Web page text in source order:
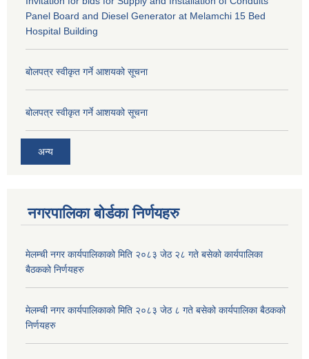
Panel Board and Diesel Generator at Melamchi 15 Bed
Hospital Building
बोलपत्र स्वीकृत गर्ने आशयको सूचना
बोलपत्र स्वीकृत गर्ने आशयको सूचना
अन्य
नगरपालिका बोर्डका निर्णयहरु
मेलम्ची नगर कार्यपालिकाको मिति २०८३ जेठ २८ गते बसेको कार्यपालिका
बैठकको निर्णयहरु
मेलम्ची नगर कार्यपालिकाको मिति २०८३ जेठ ८ गते बसेको कार्यपालिका बैठकको
निर्णयहरु